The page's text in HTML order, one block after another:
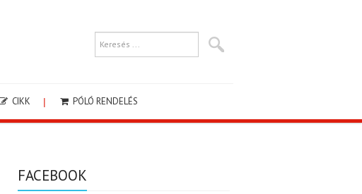
CIKK PÓLÓ RENDELÉS
FACEBOOK